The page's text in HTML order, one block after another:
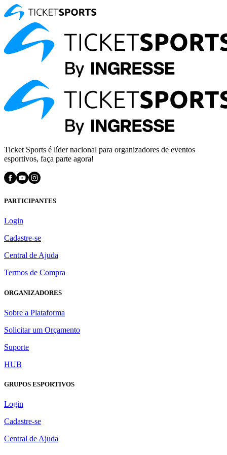
Ticket Sports é líder nacional para organizadores de eventos
esportivos, faça parte agora!
PARTICIPANTES
Login
Cadastre-se
Central de Ajuda
Termos de Compra
ORGANIZADORES
Sobre a Plataforma
Solicitar um Orçamento
Suporte
HUB
GRUPOS ESPORTIVOS
Login
Cadastre-se
Central de Ajuda